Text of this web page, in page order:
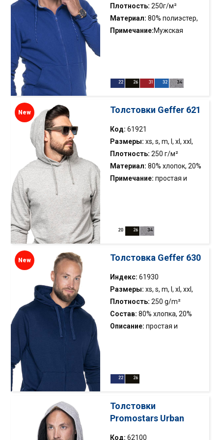
Плотность: 250г/м²
Материал: 80% полиэстер,
20% хлопок
Примечание:Мужская
пиллинг флис; вафельная
декоративная резинка для
пластиковые молнии; два
кармана; эластичная
кромка;двойная строчка
Толстовки Geffer 621
Код: 61921
Размеры: xs, s, m, l, xl, xxl,
xxxl
Плотность: 250 г/м²
Материал: 80% хлопок, 20%
полиэстер
Примечание: простая и
двухслойный капюшон с
эластичная кромка; двойная
бретельки украшены кантом
New
Толстовка Geffer 630
Индекс: 61930
Размеры: xs, s, m, l, xl, xxl,
xxxl
Плотность: 250 g/m²
Состав: 80% хлопка, 20%
полиэстера
Описание: простая и
внутренней щетиной;
шнурке; пластиковая
New
Толстовки
Promostars Urban
Код: 62100